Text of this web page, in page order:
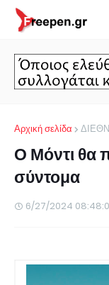
Αρχική σελίδα
Ο Μόντι θα
σύντομα
6/27/2024